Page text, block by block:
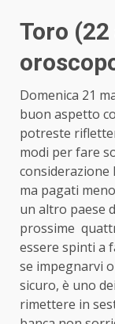
Toro
Domenica 21
buon aspetto
potreste
modi per fare
ma pagati
un altro paese
prossime
essere spinti a
se impegnarvi
sicuro, è uno
rimettere in